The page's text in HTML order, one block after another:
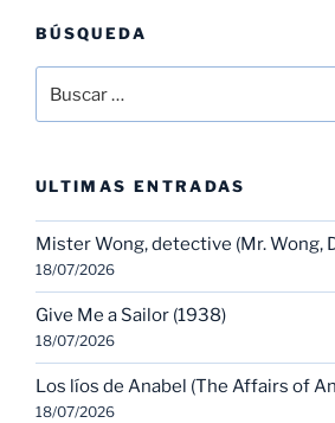
BÚSQUEDA
por:
ULTIMAS ENTRADAS
Mister Wong, detective (Mr. Wong,
18/07/2026
Give Me a Sailor (1938)
18/07/2026
Los líos de Anabel (The Affairs of
18/07/2026